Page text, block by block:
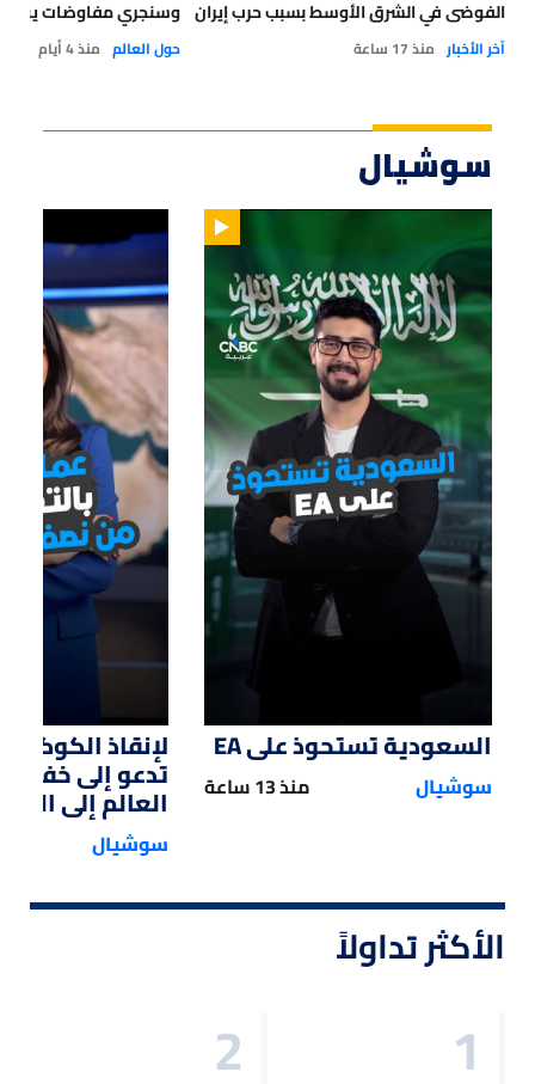
الفوضى في الشرق الأوسط بسبب حرب إيران
آخر الأخبار منذ 17 ساعة
وسنجري مفاوضات يوم
حول العالم منذ 4 أيام
سوشيال
01:12
السعودية تستحوذ على EA
سوشيال منذ 13 ساعة
لإنقاذ
تدعو إلى
العالم إلى
سوشيال
الأكثر تداولاً